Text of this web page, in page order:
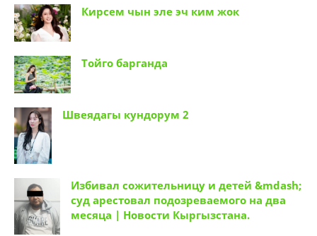
Кирсем чын эле эч ким жок
Тойго барганда
Швеядагы кундорум 2
Избивал сожительницу и детей &mdash;
суд арестовал подозреваемого на два
месяца | Новости Кыргызстана.